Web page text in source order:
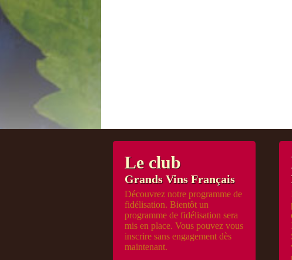
Le club
Grands Vins Français
Découvrez notre programme de
fidélisation. Bientôt un
programme de fidélisation sera
mis en place. Vous pouvez vous
inscrire sans engagement dès
maintenant.